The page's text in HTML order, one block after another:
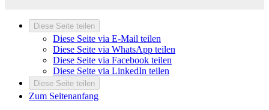
Diese Seite teilen
Diese Seite via E-Mail teilen
Diese Seite via WhatsApp teilen
Diese Seite via Facebook teilen
Diese Seite via LinkedIn teilen
Diese Seite teilen
Zum Seitenanfang